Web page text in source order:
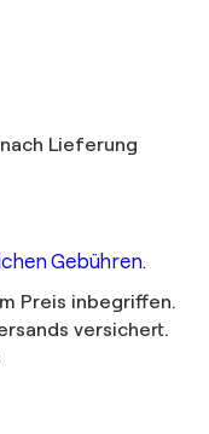
Lieferung
Gebühren.
Preis inbegriffen.
versichert.